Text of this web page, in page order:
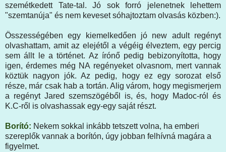
szemétkedett Tate-tal. Jó sok forró jelenetnek lehettem
"szemtanúja" és nem keveset sóhajtoztam olvasás közben:).
Összességében egy kiemelkedően jó new adult regényt
olvashattam, amit az elejétől a végéig élveztem, egy percig
sem állt le a történet. Az írónő pedig bebizonyította, hogy
igen, érdemes még NA regényeket olvasnom, mert vannak
köztük nagyon jók. Az pedig, hogy ez egy sorozat első
része, már csak hab a tortán. Alig várom, hogy megismerjem
a regényt Jared szemszögéből is, és, hogy Madoc-ról és
K.C-ről is olvashassak egy-egy saját részt.
Borító: Nekem sokkal inkább tetszett volna, ha emberi
szereplők vannak a borítón, úgy jobban felhívná magára a
figyelmet.